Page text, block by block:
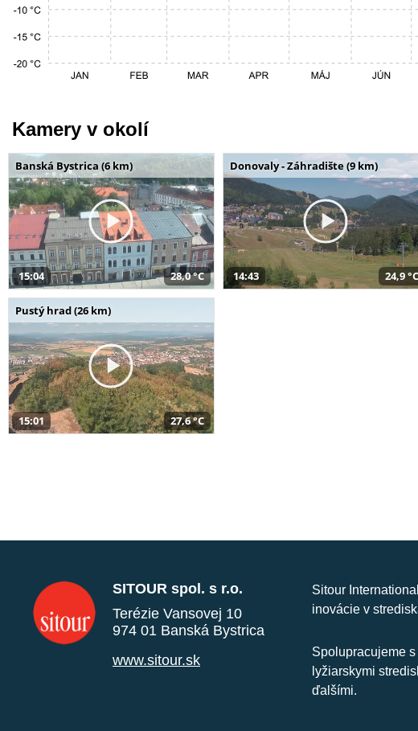
Kamery v okolí
Banská Bystrica (6 km)
15:04 28,0 °C
Donovaly - Záhradište (9 km)
14:43 24,9 °C
Pustý hrad (26 km)
15:01 27,6 °C
SITOUR spol. s r.o.
Terézie Vansovej 10
974 01 Banská Bystrica
www.sitour.sk
Sitour
inovácie v
Spolupracujeme
lyžiarskymi
ďalšími.